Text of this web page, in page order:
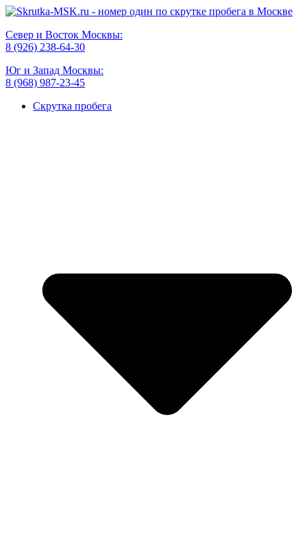
Север и Восток Москвы:
8 (926) 238-64-30
Юг и Запад Москвы:
8 (968) 987-23-45
Скрутка пробега